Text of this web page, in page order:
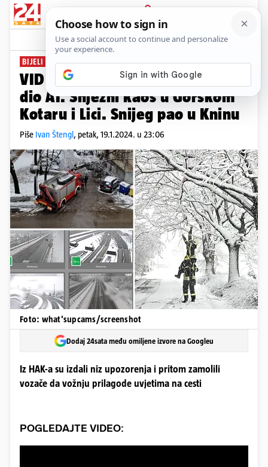
PRIJAVA
News Komentari
BIJELI PETAK
VIDEO Zbog jake bure zatvorili
dio A1. Snježni kaos u Gorskom
Kotaru i Lici. Snijeg pao u Kninu
Piše Ivan Štengl, petak, 19.1.2024. u 23:06
Foto: what'supcams/screenshot
Dodaj 24sata među omiljene izvore na Googleu
Iz HAK-a su izdali niz upozorenja i pritom zamolili
vozače da vožnju prilagode uvjetima na cesti
POGLEDAJTE VIDEO: